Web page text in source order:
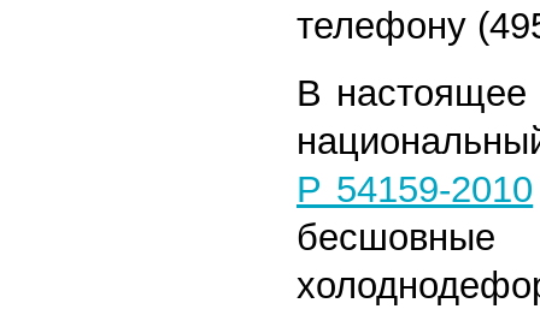
телефону
В настоящее
Р 54159-2010